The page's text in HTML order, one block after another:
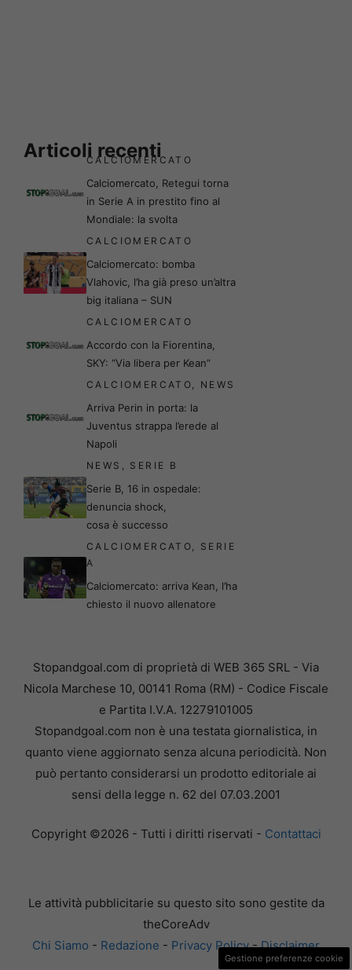
Articoli recenti
CALCIOMERCATO
Calciomercato, Retegui torna
in Serie A in prestito fino al
Mondiale: la svolta
CALCIOMERCATO
Calciomercato: bomba
Vlahovic, l’ha già preso un’altra
big italiana – SUN
CALCIOMERCATO
Accordo con la Fiorentina,
SKY: “Via libera per Kean”
CALCIOMERCATO, NEWS
Arriva Perin in porta: la
Juventus strappa l’erede al
Napoli
NEWS , SERIE B
Serie B, 16 in ospedale:
denuncia shock,
cosa è successo
CALCIOMERCATO, SERIE
A
Calciomercato: arriva Kean, l’ha
chiesto il nuovo allenatore
Stopandgoal.com di proprietà di WEB 365 SRL - Via
Nicola Marchese 10, 00141 Roma (RM) - Codice Fiscale
e Partita I.V.A. 12279101005
Stopandgoal.com non è una testata giornalistica, in
quanto viene aggiornato senza alcuna periodicità. Non
può pertanto considerarsi un prodotto editoriale ai
sensi della legge n. 62 del 07.03.2001
Copyright ©2026 - Tutti i diritti riservati - Contattaci
Le attività pubblicitarie su questo sito sono gestite da
theCoreAdv
Chi Siamo - Redazione - Privacy Policy-Disclaimer
Gestione preferenze cookie